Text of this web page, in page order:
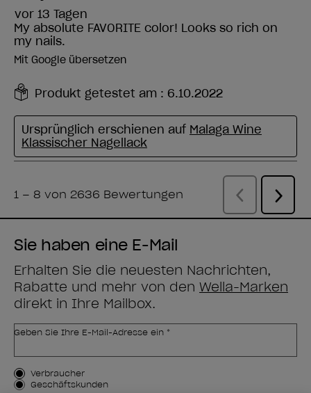
Sie haben eine E-Mail
Erhalten Sie die neuesten Nachrichten,
Rabatte und mehr von den Wella-Marken
direkt in Ihre Mailbox.
Geben Sie Ihre E-Mail-Adresse ein *
Kundenart
Verbraucher
Geschäftskunden